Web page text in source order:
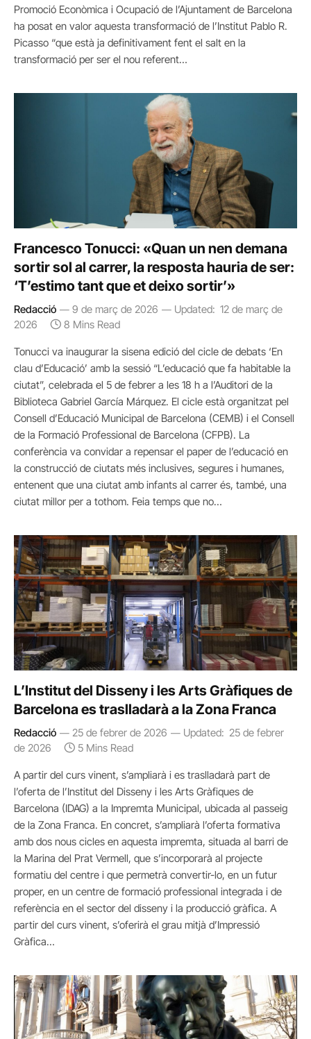
Promoció Econòmica i Ocupació de l’Ajuntament de Barcelona
ha posat en valor aquesta transformació de l’Institut Pablo R.
Picasso “que està ja definitivament fent el salt en la
transformació per ser el nou referent…
Francesco Tonucci: «Quan un nen demana
sortir sol al carrer, la resposta hauria de ser:
‘T’estimo tant que et deixo sortir’»
Redacció 9 de març de 2026 Updated: 12 de març de
2026
8 Mins Read
Tonucci va inaugurar la sisena edició del cicle de debats ‘En
clau d’Educació’ amb la sessió “L’educació que fa habitable la
ciutat”, celebrada el 5 de febrer a les 18 h a l’Auditori de la
Biblioteca Gabriel García Márquez. El cicle està organitzat pel
Consell d’Educació Municipal de Barcelona (CEMB) i el Consell
de la Formació Professional de Barcelona (CFPB). La
conferència va convidar a repensar el paper de l’educació en
la construcció de ciutats més inclusives, segures i humanes,
entenent que una ciutat amb infants al carrer és, també, una
ciutat millor per a tothom. Feia temps que no…
L’Institut del Disseny i les Arts Gràfiques de
Barcelona es traslladarà a la Zona Franca
Redacció 25 de febrer de 2026 Updated: 25 de febrer
de 2026
5 Mins Read
A partir del curs vinent, s’ampliarà i es traslladarà part de
l’oferta de l’Institut del Disseny i les Arts Gràfiques de
Barcelona (IDAG) a la Impremta Municipal, ubicada al passeig
de la Zona Franca. En concret, s’ampliarà l’oferta formativa
amb dos nous cicles en aquesta impremta, situada al barri de
la Marina del Prat Vermell, que s’incorporarà al projecte
formatiu del centre i que permetrà convertir-lo, en un futur
proper, en un centre de formació professional integrada i de
referència en el sector del disseny i la producció gràfica. A
partir del curs vinent, s’oferirà el grau mitjà d’Impressió
Gràfica…